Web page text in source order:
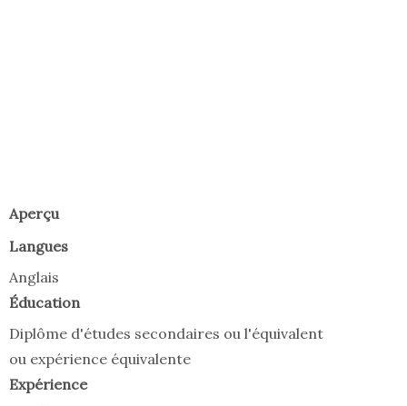
Aperçu
Langues
Anglais
Éducation
Diplôme d'études secondaires ou l'équivalent
ou expérience équivalente
Expérience